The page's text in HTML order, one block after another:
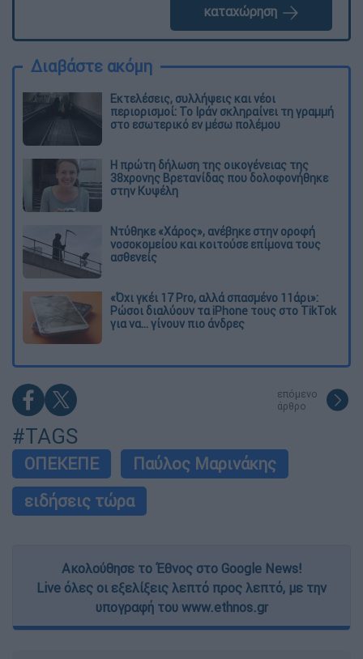
καταχώρηση
Διαβάστε ακόμη
Εκτελέσεις, συλλήψεις και νέοι
περιορισμοί: Το Ιράν σκληραίνει τη γραμμή
στο εσωτερικό εν μέσω πολέμου
Η πρώτη δήλωση της οικογένειας της
38χρονης Βρετανίδας που δολοφονήθηκε
στην Κυψέλη
Ντύθηκε «Χάρος», ανέβηκε στην οροφή
νοσοκομείου και κοιτούσε επίμονα τους
ασθενείς
«Όχι γκέι 17 Pro, αλλά σπασμένο 11άρι»:
Ρώσοι διαλύουν τα iPhone τους στο TikTok
για να... γίνουν πιο άνδρες
επόμενο
άρθρο
#TAGS
ΟΠΕΚΕΠΕ
Παύλος Μαρινάκης
ειδήσεις τώρα
Ακολούθησε το Έθνος στο Google News!
Live όλες οι εξελίξεις λεπτό προς λεπτό, με την
υπογραφή του www.ethnos.gr